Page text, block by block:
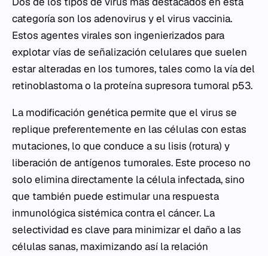
categoría son los adenovirus y el virus vaccinia.
Estos agentes virales son ingenierizados para
explotar vías de señalización celulares que suelen
estar alteradas en los tumores, tales como la vía del
retinoblastoma o la proteína supresora tumoral p53.
La modificación genética permite que el virus se
replique preferentemente en las células con estas
mutaciones, lo que conduce a su lisis (rotura) y
liberación de antígenos tumorales. Este proceso no
solo elimina directamente la célula infectada, sino
que también puede estimular una respuesta
inmunológica sistémica contra el cáncer. La
selectividad es clave para minimizar el daño a las
células sanas, maximizando así la relación